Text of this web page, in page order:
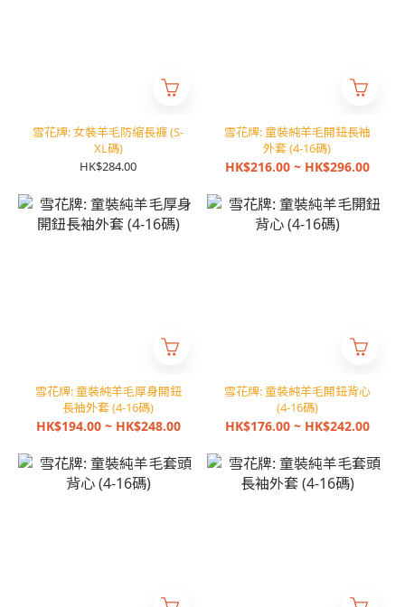
雪花牌: 女裝羊毛防縮長褲 (S-
XL碼)
HK$284.00
雪花牌: 童裝純羊毛開鈕長袖
外套 (4-16碼)
HK$216.00 ~ HK$296.00
雪花牌: 童裝純羊毛厚身開鈕
長袖外套 (4-16碼)
HK$194.00 ~ HK$248.00
雪花牌: 童裝純羊毛開鈕背心
(4-16碼)
HK$176.00 ~ HK$242.00